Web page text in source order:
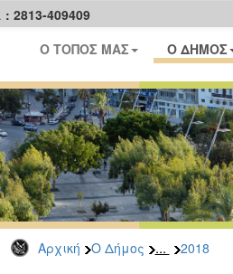
409409
Ο ΤΟΠΟΣ ΜΑΣ Ο ΔΗΜΟΣ
Αρχική Ο Δήμος ... 2018